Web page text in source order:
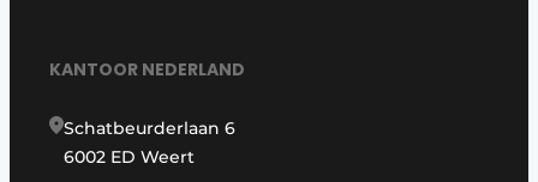
KANTOOR NEDERLAND
Schatbeurderlaan 6
6002 ED Weert